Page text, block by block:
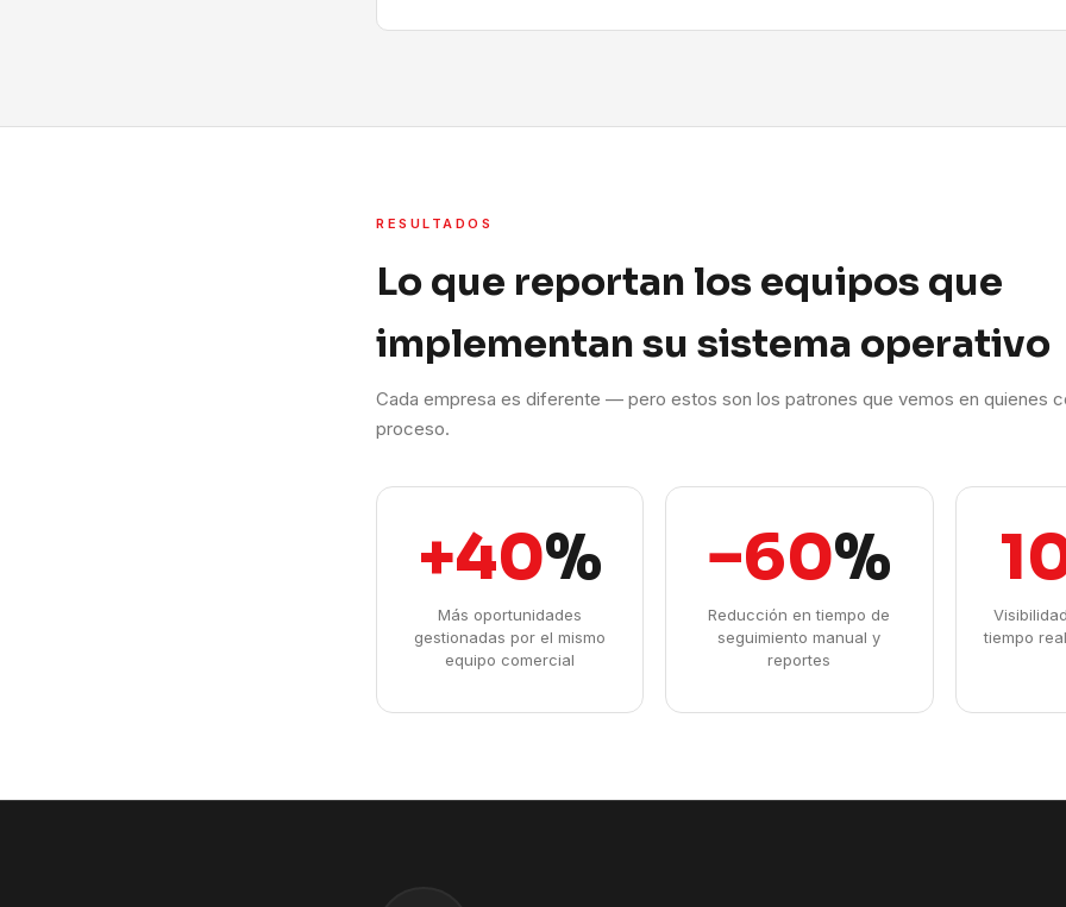
RESULTADOS
Lo que reportan los equipos que
implementan su sistema operativo
Cada empresa es diferente — pero estos son los patrones que vemos en quienes
proceso.
+40%
Más oportunidades
gestionadas por el mismo
equipo comercial
−60%
Reducción en tiempo de
seguimiento manual y
reportes
tiempo